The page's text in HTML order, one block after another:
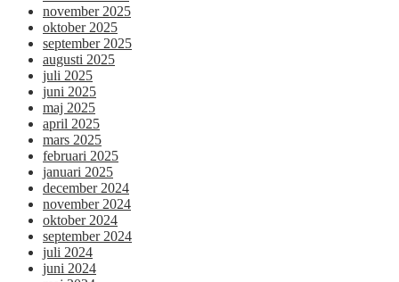
november 2025
oktober 2025
september 2025
augusti 2025
juli 2025
juni 2025
maj 2025
april 2025
mars 2025
februari 2025
januari 2025
december 2024
november 2024
oktober 2024
september 2024
juli 2024
juni 2024